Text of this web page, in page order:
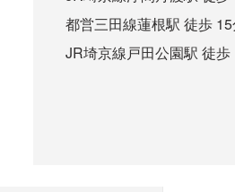
都営三田線蓮根駅 徒歩
JR埼京線戸田公園駅 徒歩